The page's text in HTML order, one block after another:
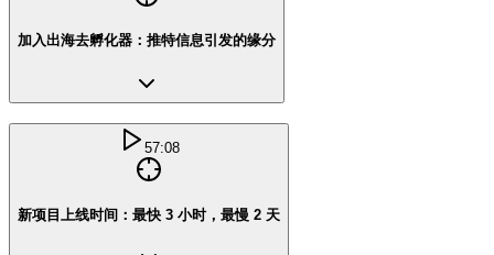
加入出海去孵化器：推特信息引发的缘分
57:08
新项目上线时间：最快 3 小时，最慢 2 天